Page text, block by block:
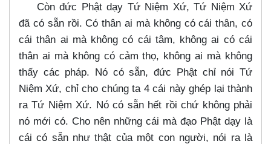
Còn đức Phật dạy Tứ Niệm Xứ, Tứ Niệm Xứ
đã có sẵn rồi. Có thân ai mà không có cái thân, có
cái thân ai mà không có cái tâm, không ai có cái
thân ai mà không có cảm thọ, không ai mà không
thấy các pháp. Nó có sẵn, đức Phật chỉ nói Tứ
Niệm Xứ, chỉ cho chúng ta 4 cái này ghép lại thành
ra Tứ Niệm Xứ. Nó có sẵn hết rồi chứ không phải
nó mới có. Cho nên những cái mà đạo Phật dạy là
cái có sẵn như thật của một con người, nói ra là